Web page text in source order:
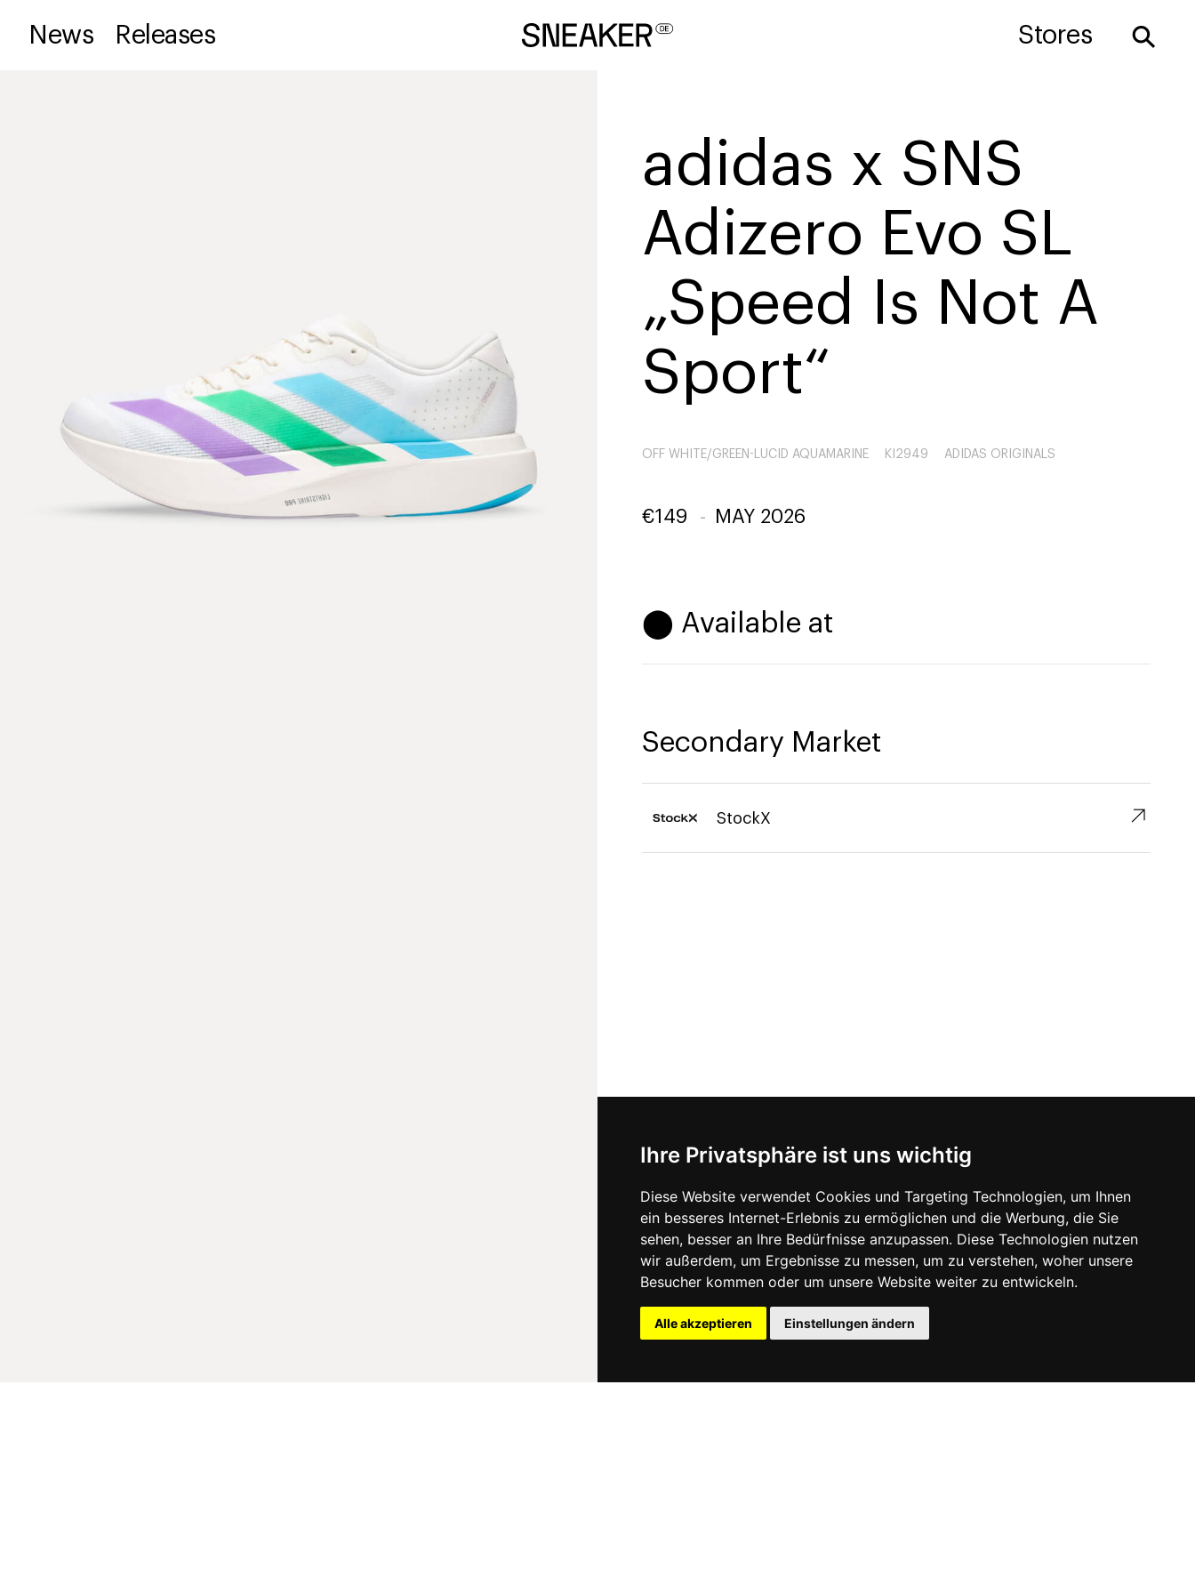
Ihre Privatsphäre ist uns wichtig
Diese Website verwendet Cookies und Targeting Technologien, um Ihnen
ein besseres Internet-Erlebnis zu ermöglichen und die Werbung, die Sie
sehen, besser an Ihre Bedürfnisse anzupassen. Diese Technologien nutzen
wir außerdem, um Ergebnisse zu messen, um zu verstehen, woher unsere
Besucher kommen oder um unsere Website weiter zu entwickeln.
Alle akzeptieren Einstellungen ändern
News Releases Stores ⚲
adidas x SNS
Adizero Evo SL
„Speed Is Not A
Sport“
OFF WHITE/GREEN-LUCID AQUAMARINE KI2949 ADIDAS ORIGINALS
€149 - MAY 2026
⬤ Available at
Secondary Market
StockX ↗︎